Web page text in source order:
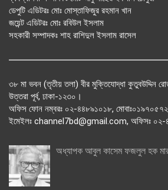
ডেপুটি এডিটরঃ মোঃ মোস্তাফিজুর রহমান খান
জয়েন্ট এডিটরঃ মোঃ রবিউল ইসলাম
সহকারী সম্পাদকঃ শাহ রাশিদুল ইসলাম রাসেল
৩৮ মা ভবন (তৃতীয় তলা) বীর মুক্তিযোদ্ধা কুতুবউদ্দিন
উত্তরা পূর্ব, ঢাকা-১২৩০।
অফিস ফোন নম্বরঃ ০২-৪৪৮৯১০১৮,
ইমেইলঃ channel7bd@gmail.com, অফিসঃ ০২-
অধ্যাপক আবুল কাসেম ফজলুল হক